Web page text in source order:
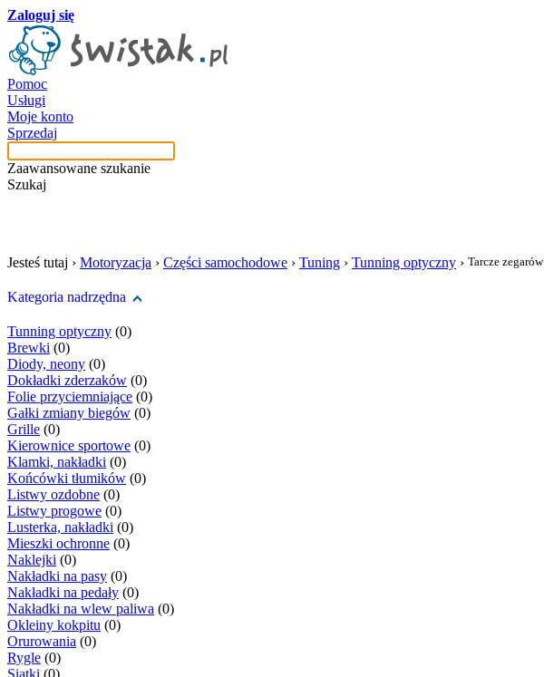
Zaloguj się
Pomoc
Usługi
Moje konto
Sprzedaj
Zaawansowane szukanie
Szukaj
Jesteś tutaj › Motoryzacja › Części samochodowe › Tuning › Tunning optyczny › Tarcze zegarów
Kategoria nadrzędna
Tunning optyczny (0)
Brewki (0)
Diody, neony (0)
Dokładki zderzaków (0)
Folie przyciemniające (0)
Gałki zmiany biegów (0)
Grille (0)
Kierownice sportowe (0)
Klamki, nakładki (0)
Końcówki tłumików (0)
Listwy ozdobne (0)
Listwy progowe (0)
Lusterka, nakładki (0)
Mieszki ochronne (0)
Naklejki (0)
Nakładki na pasy (0)
Nakładki na pedały (0)
Nakładki na wlew paliwa (0)
Okleiny kokpitu (0)
Orurowania (0)
Rygle (0)
Siatki (0)